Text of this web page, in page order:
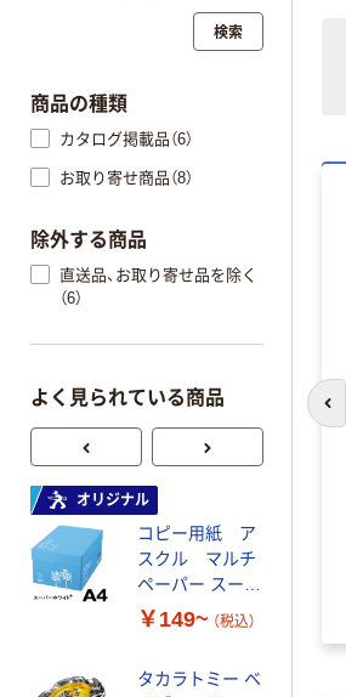
検索
商品の種類
カタログ掲載品（6）
お取り寄せ商品（8）
除外する商品
直送品、お取り寄せ品を除く
（6）
よく見られている商品
オリジナル
コピー用紙 ア
スクル マルチ
ペーパー スーパ
ーホワイト+
￥149~ （税込）
タカラトミー ベ